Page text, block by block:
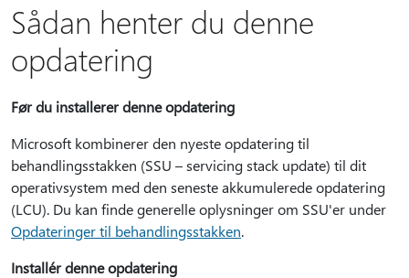
Sådan henter du denne
opdatering
Før du installerer denne opdatering
Microsoft kombinerer den nyeste opdatering til
behandlingsstakken (SSU – servicing stack update) til dit
operativsystem med den seneste akkumulerede opdatering
(LCU). Du kan finde generelle oplysninger om SSU'er under
Opdateringer til behandlingsstakken.
Installér denne opdatering